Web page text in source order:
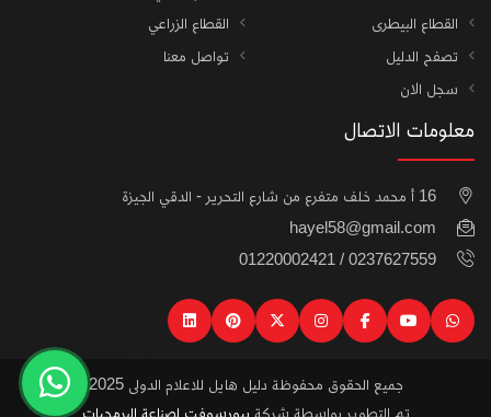
القطاع البيطرى
القطاع الزراعي
تصفح الدليل
تواصل معنا
سجل الان
معلومات الاتصال
16 أ محمد خلف متفرع من شارع التحرير - الدقي الجيزة
hayel58@gmail.com
0237627559 / 01220002421
watsapp
youtube
facebook
instagram
x
pinterest
linkedin
جميع الحقوق محفوظة دليل هايل للاعلام الدولى 2025
تم التطوير بواسطة شركة بيورسوفت لصناعة البرمجيات